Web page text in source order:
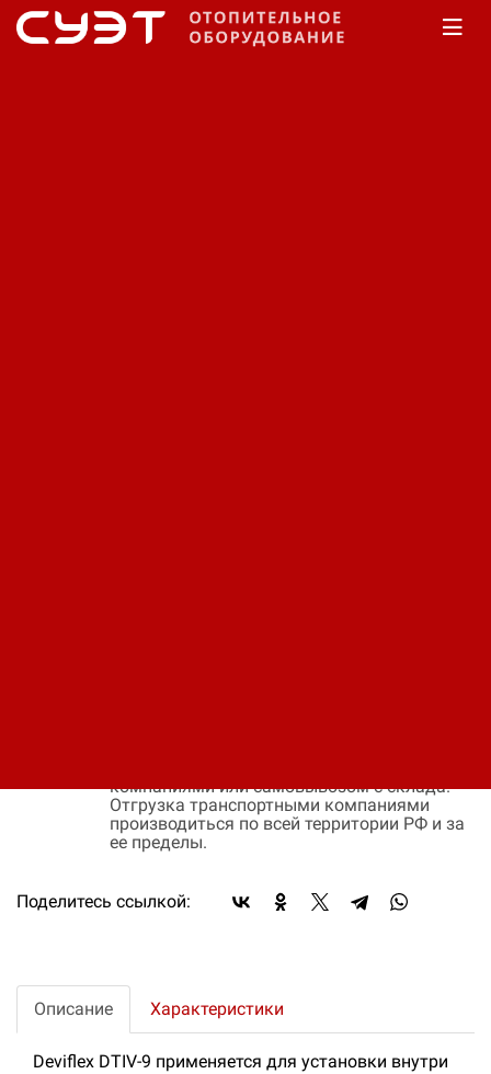
компаниями или самовывозом с склада.
Отгрузка транспортными компаниями
производиться по всей территории РФ и за
ее пределы.
Поделитесь ссылкой:
Описание Характеристики
Deviflex DTIV-9 применяется для установки внутри